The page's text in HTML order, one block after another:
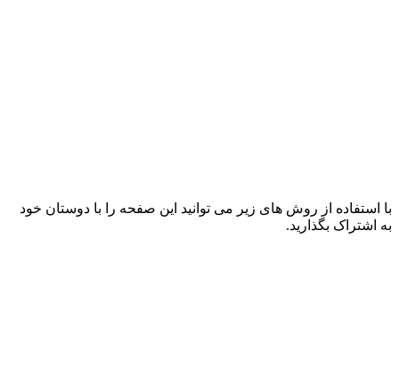
با استفاده از روش های زیر می توانید این صفحه را با دوستان خود
به اشتراک بگذارید.